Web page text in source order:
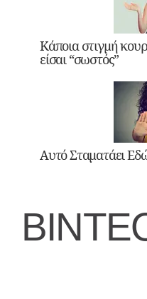
Κάποια στιγμή
είσαι “σωστός”
Αυτό Σταματάει